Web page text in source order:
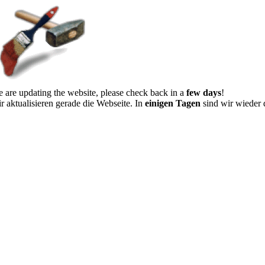
are updating the website, please check back in a few days!
aktualisieren gerade die Webseite. In einigen Tagen sind wir wieder